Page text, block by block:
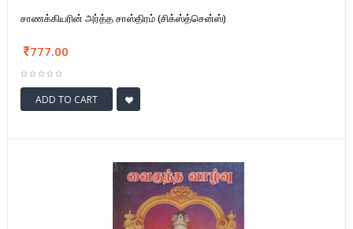
சாணக்கியரின் அர்த்த சாஸ்திரம் (சிக்ஸ்த்சென்ஸ்)
777.00
ADD TO CART